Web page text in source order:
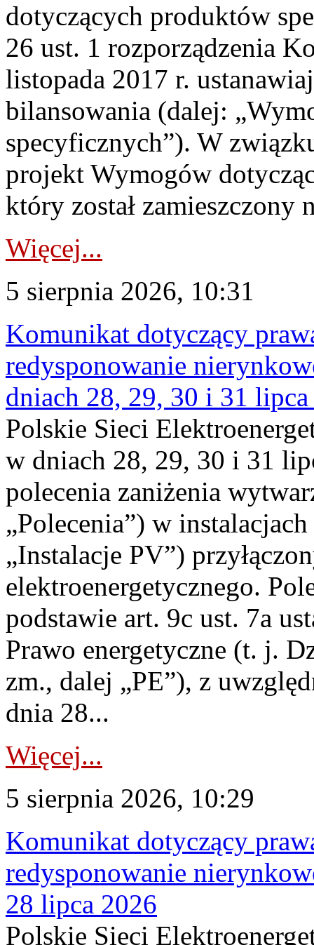
dotyczących produktów
26 ust. 1 rozporządzenia
listopada 2017 r.
bilansowania (dalej:
specyficznych”). W
projekt Wymogów
który został zamieszczony
Więcej...
5 sierpnia 2026, 10:31
Komunikat dotyczący
redysponowanie
dniach 28, 29, 30 i 31
Polskie Sieci
w dniach 28, 29, 30 i 31
polecenia zaniżenia
„Polecenia”) w
„Instalacje PV”)
elektroenergetycznego.
podstawie art. 9c ust. 7a
Prawo energetyczne (t. j.
zm., dalej „PE”), z
dnia 28...
Więcej...
5 sierpnia 2026, 10:29
Komunikat dotyczący
redysponowanie
28 lipca 2026
Polskie Sieci